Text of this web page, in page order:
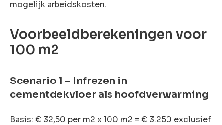
mogelijk arbeidskosten.
Voorbeeldberekeningen voor
100 m2
Scenario 1 – Infrezen in
cementdekvloer als hoofdverwarming
Basis: € 32,50 per m2 x 100 m2 = € 3.250 exclusief